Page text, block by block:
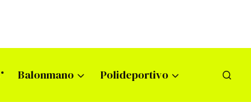
Balonmano Polideportivo